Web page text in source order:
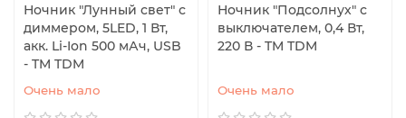
Ночник "Лунный свет" с
диммером, 5LED, 1 Вт,
акк. Li-Ion 500 мАч, USB
- TM TDM
Очень мало
Ночник "Подсолнух" с
выключателем, 0,4 Вт,
220 В - TM TDM
Очень мало